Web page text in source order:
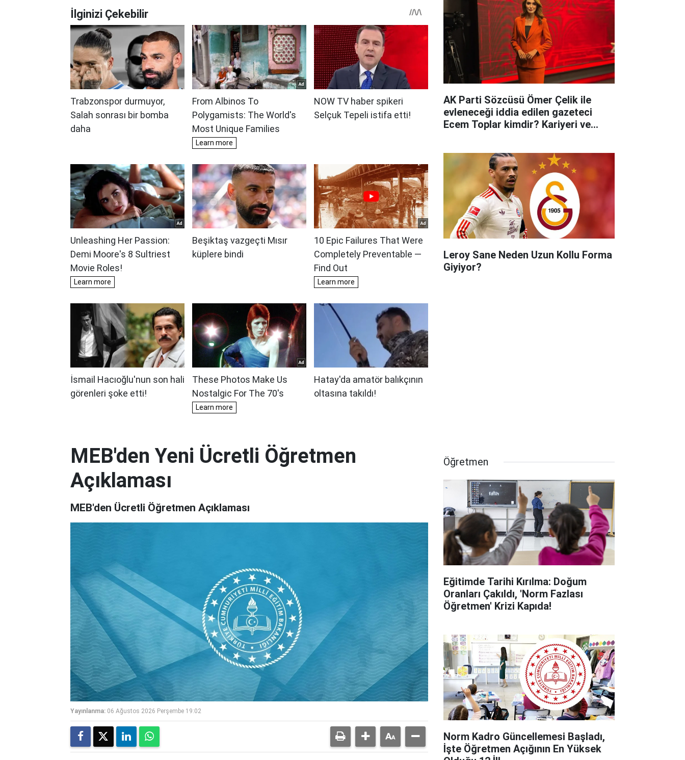
AK Parti Sözcüsü Ömer Çelik ile
evleneceği iddia edilen gazeteci
Ecem Toplar kimdir? Kariyeri ve
Leroy Sane Neden Uzun Kollu Forma
Giyiyor?
MEB'den Yeni Ücretli Öğretmen
Açıklaması
MEB'den Ücretli Öğretmen Açıklaması
Yayınlanma: 06 Ağustos 2026 Perşembe 19:02
Öğretmen
Eğitimde Tarihi Kırılma: Doğum
Oranları Çakıldı, 'Norm Fazlası
Öğretmen' Krizi Kapıda!
Norm Kadro Güncellemesi Başladı,
İşte Öğretmen Açığının En Yüksek